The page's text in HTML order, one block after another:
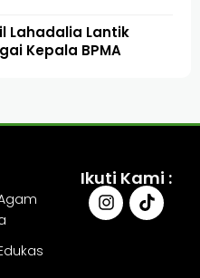
Lahadalia Lantik
Kepala BPMA
Ikuti Kami :